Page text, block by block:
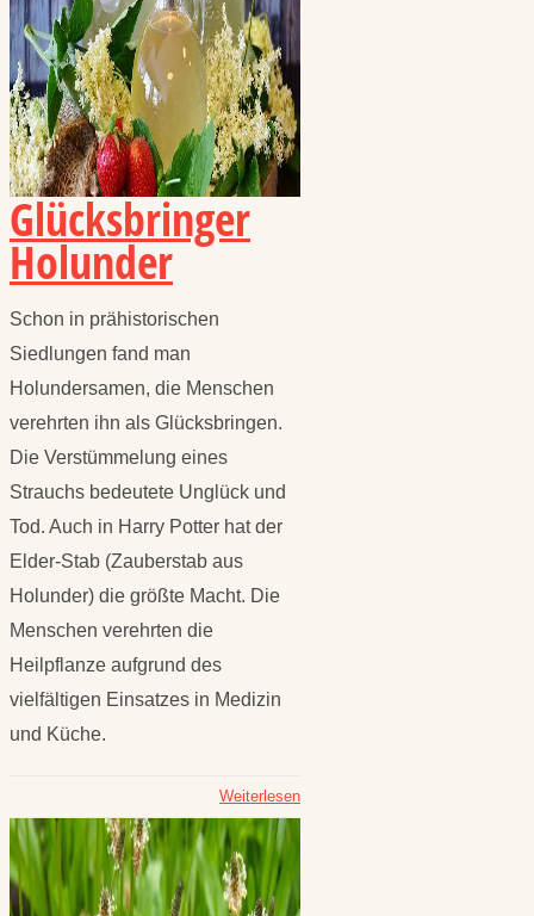
Glücksbringer
Holunder
Schon in prähistorischen
Siedlungen fand man
Holundersamen, die Menschen
verehrten ihn als Glücksbringen.
Die Verstümmelung eines
Strauchs bedeutete Unglück und
Tod. Auch in Harry Potter hat der
Elder-Stab (Zauberstab aus
Holunder) die größte Macht. Die
Menschen verehrten die
Heilpflanze aufgrund des
vielfältigen Einsatzes in Medizin
und Küche.
Weiterlesen